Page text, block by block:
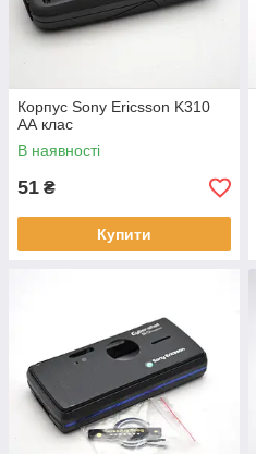
Корпус Sony Ericsson K310
АА клас
В наявності
51 ₴
Купити